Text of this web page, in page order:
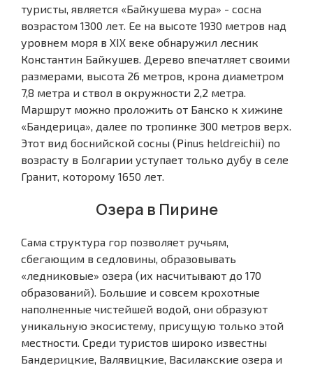
туристы, является «Байкушева мура» - сосна
возрастом 1300 лет. Ее на высоте 1930 метров над
уровнем моря в XIX веке обнаружил лесник
Константин Байкушев. Дерево впечатляет своими
размерами, высота 26 метров, крона диаметром
7,8 метра и ствол в окружности 2,2 метра.
Маршрут можно проложить от Банско к хижине
«Бандерица», далее по тропинке 300 метров верх.
Этот вид боснийской сосны (Pinus heldreichii) по
возрасту в Болгарии уступает только дубу в селе
Гранит, которому 1650 лет.
Озера в Пирине
Сама структура гор позволяет ручьям,
сбегающим в седловины, образовывать
«ледниковые» озера (их насчитывают до 170
образований). Большие и совсем крохотные
наполненные чистейшей водой, они образуют
уникальную экосистему, присущую только этой
местности. Среди туристов широко известны
Бандерицкие, Валявицкие, Василакские озера и